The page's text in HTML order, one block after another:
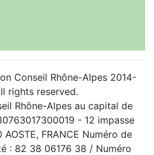
Conseil Rhône-Alpes 2014-
rights reserved.
Rhône-Alpes au capital de
- 12 impasse
FRANCE Numéro de
: 82 38 06176 38 / Numéro